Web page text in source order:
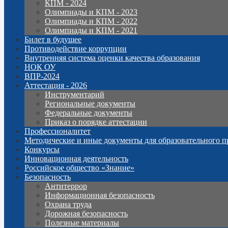
КПМ - 2024
Олимпиады и КПМ - 2023
Олимпиады и КПМ - 2022
Олимпиады и КПМ - 2021
Билет в будущее
Противодействие коррупции
Внутренняя система оценки качества образования
НОК ОУ
ВПР-2024
Аттестация - 2026
Инструментарий
Региональные документы
Федеральные документы
Приказ о порядке аттестации
Профессионалитет
Методические и иные документы для образовательного
Конкурсы
Инновационная деятельность
Российское общество «Знание»
Безопасность
Антитеррор
Информационная безопасность
Охрана труда
Дорожная безопасность
Полезные материалы